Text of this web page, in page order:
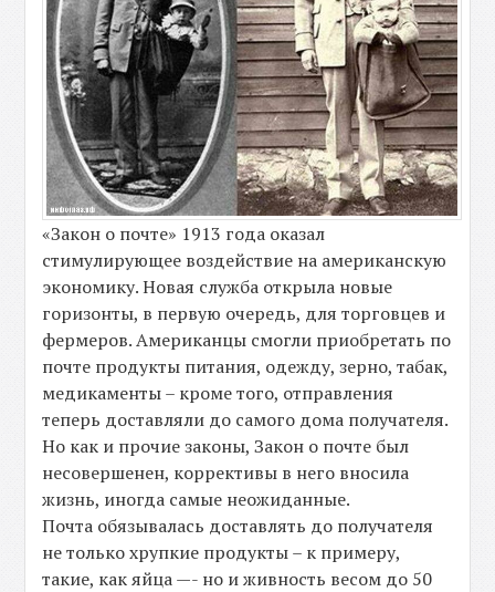
«Закон о почте» 1913 года оказал
стимулирующее воздействие на американскую
экономику. Новая служба открыла новые
горизонты, в первую очередь, для торговцев и
фермеров. Американцы смогли приобретать по
почте продукты питания, одежду, зерно, табак,
медикаменты – кроме того, отправления
теперь доставляли до самого дома получателя.
Но как и прочие законы, Закон о почте был
несовершенен, коррективы в него вносила
жизнь, иногда самые неожиданные.
Почта обязывалась доставлять до получателя
не только хрупкие продукты – к примеру,
такие, как яйца —- но и живность весом до 50